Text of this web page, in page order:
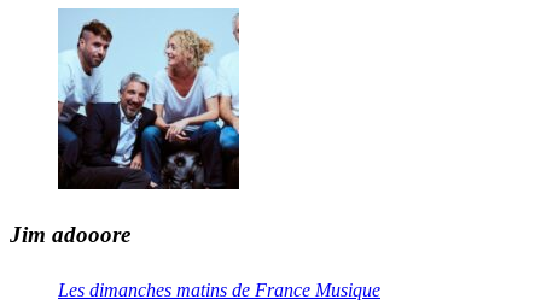
Jim adooore
Les dimanches matins de France Musique